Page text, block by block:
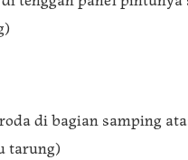
di bagian samping
tarung)